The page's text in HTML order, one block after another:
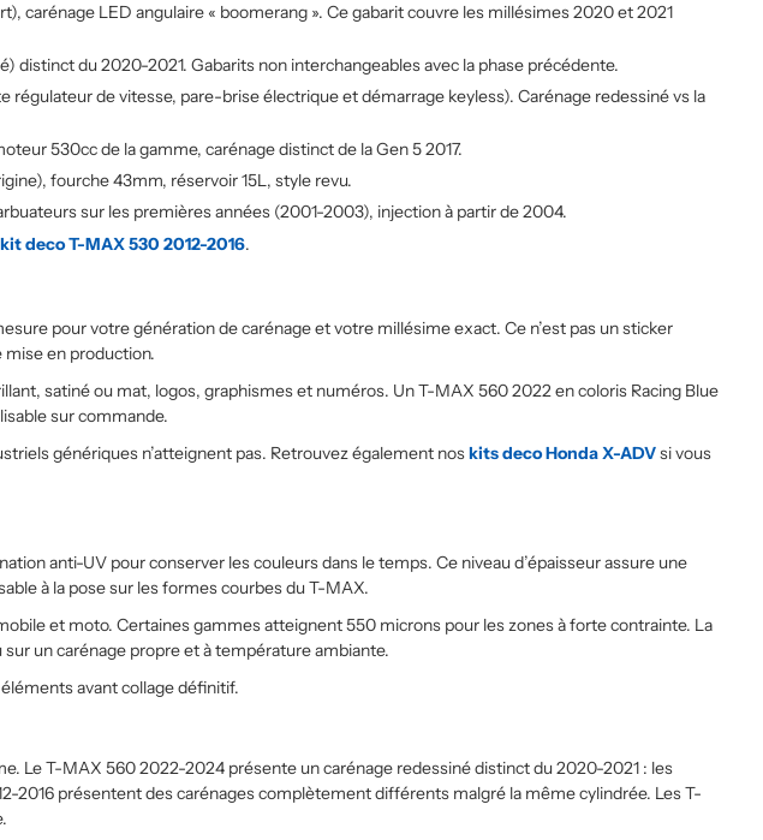
carénage LED angulaire « boomerang ». Ce gabarit couvre les millésimes 2020 et 2021
du 2020-2021. Gabarits non interchangeables avec la phase précédente.
de vitesse, pare-brise électrique et démarrage keyless). Carénage redessiné vs la
530cc de la gamme, carénage distinct de la Gen 5 2017.
fourche 43mm, réservoir 15L, style revu.
sur les premières années (2001-2003), injection à partir de 2004.
kit deco T-MAX 530 2012-2016.
pour votre génération de carénage et votre millésime exact. Ce n’est pas un sticker
en production.
satiné ou mat, logos, graphismes et numéros. Un T-MAX 560 2022 en coloris Racing Blue
sur commande.
génériques n’atteignent pas. Retrouvez également noskits deco Honda X-ADVsi vous
anti-UV pour conserver les couleurs dans le temps. Ce niveau d’épaisseur assure une
à la pose sur les formes courbes du T-MAX.
et moto. Certaines gammes atteignent 550 microns pour les zones à forte contrainte. La
un carénage propre et à température ambiante.
avant collage définitif.
Le T-MAX 560 2022-2024 présente un carénage redessiné distinct du 2020-2021 : les
2016 présentent des carénages complètement différents malgré la même cylindrée. Les T-